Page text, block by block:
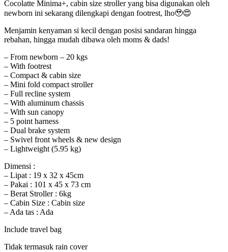
Cocolatte Minima+, cabin size stroller yang bisa digunakan oleh
newborn ini sekarang dilengkapi dengan footrest, lho🥹😍
Menjamin kenyaman si kecil dengan posisi sandaran hingga
rebahan, hingga mudah dibawa oleh moms & dads!
– From newborn – 20 kgs
– With footrest
– Compact & cabin size
– Mini fold compact stroller
– Full recline system
– With aluminum chassis
– With sun canopy
– 5 point harness
– Dual brake system
– Swivel front wheels & new design
– Lightweight (5.95 kg)
Dimensi :
– Lipat : 19 x 32 x 45cm
– Pakai : 101 x 45 x 73 cm
– Berat Stroller : 6kg
– Cabin Size : Cabin size
– Ada tas : Ada
Include travel bag
Tidak termasuk rain cover